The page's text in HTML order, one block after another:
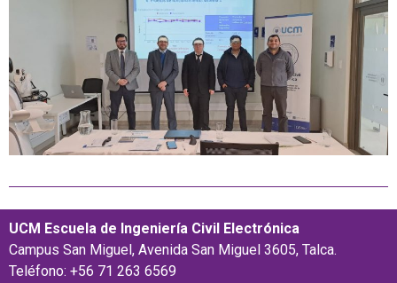
UCM Escuela de Ingeniería Civil Electrónica
Campus San Miguel, Avenida San Miguel 3605, Talca.
Teléfono: +56 71 263 6569